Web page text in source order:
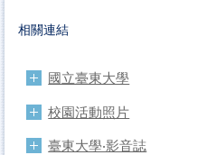
相關連結
國立臺東大學
校園活動照片
臺東大學‧影音誌